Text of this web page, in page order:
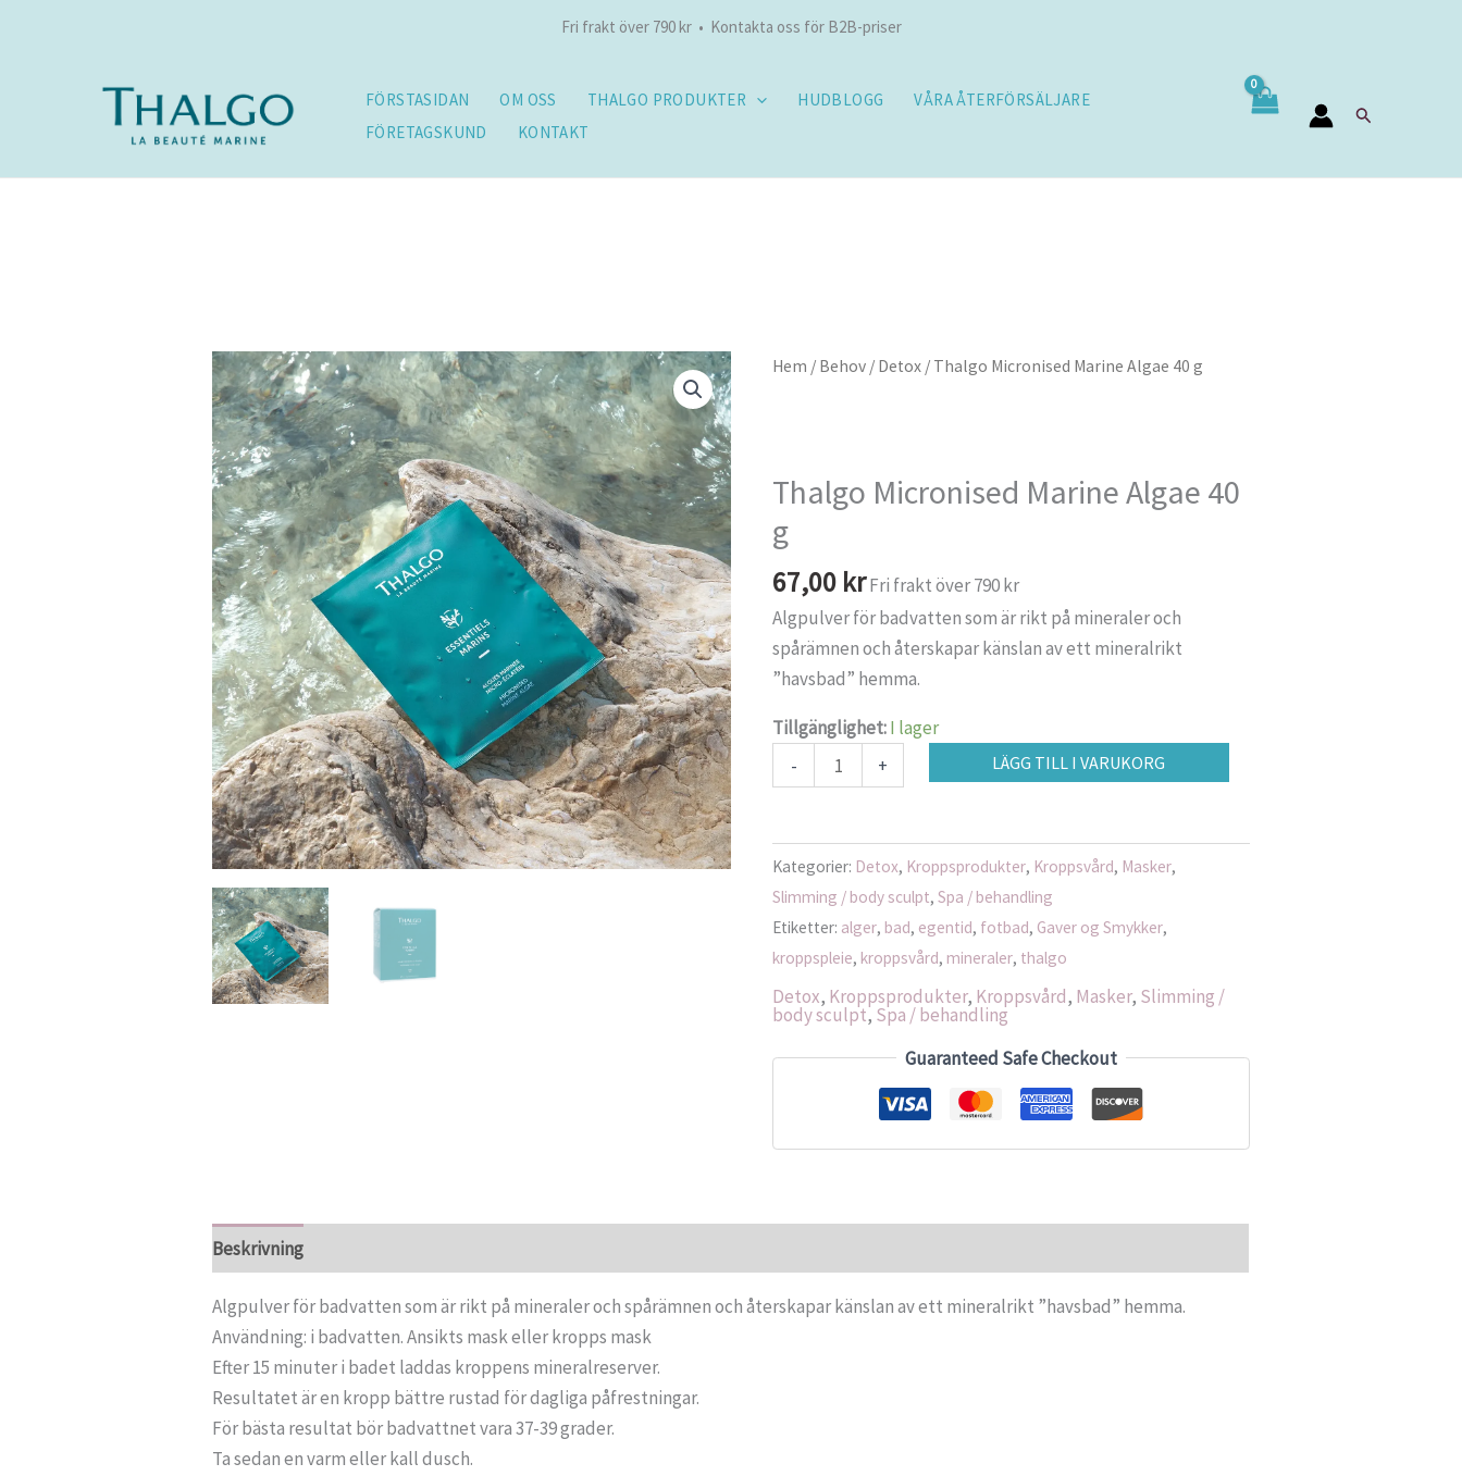
Fri frakt över 790 kr • Kontakta oss för B2B-priser
FÖRSTASIDAN OM OSS THALGO PRODUKTER HUDBLOGG
VÅRA ÅTERFÖRSÄLJARE
FÖRETAGSKUND
KONTAKT
Sök
Hem / Behov / Detox / Thalgo Micronised Marine Algae 40 g
Thalgo Micronised Marine Algae 40
g
67,00 krFri frakt över 790 kr
Algpulver för badvatten som är rikt på mineraler och
spårämnen och återskapar känslan av ett mineralrikt
”havsbad” hemma.
Tillgänglighet:I lager
-
Thalgo
40
mängd
+ LÄGG TILL I VARUKORG
Kategorier: Detox, Kroppsprodukter, Kroppsvård, Masker,
Slimming / body sculpt,Spa / behandling
Etiketter: alger, bad, egentid, fotbad, Gaver og Smykker,
kroppspleie, kroppsvård, mineraler, thalgo
Detox, Kroppsprodukter, Kroppsvård, Masker, Slimming /
body sculpt, Spa / behandling
Guaranteed Safe Checkout
Beskrivning
Algpulver för badvatten som är rikt på mineraler och spårämnen och återskapar känslan av ett mineralrikt ”havsbad” hemma.
Användning: i badvatten. Ansikts mask eller kropps mask
Efter 15 minuter i badet laddas kroppens mineralreserver.
Resultatet är en kropp bättre rustad för dagliga påfrestningar.
För bästa resultat bör badvattnet vara 37-39 grader.
Ta sedan en varm eller kall dusch.